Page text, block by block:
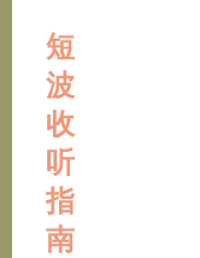
短
波
收
听
指
南